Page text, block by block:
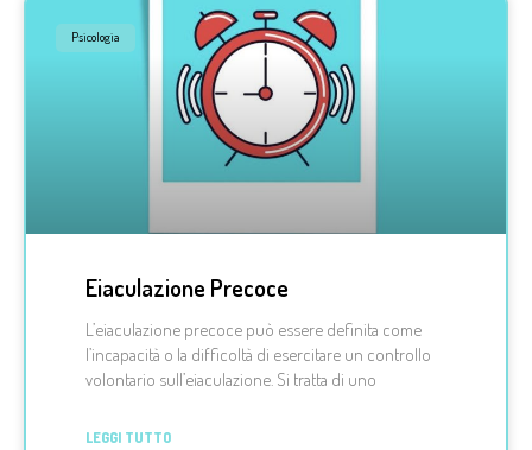
Psicologia
Eiaculazione Precoce
L’eiaculazione precoce può essere definita come
l’incapacità o la difficoltà di esercitare un controllo
volontario sull’eiaculazione. Si tratta di uno
LEGGI TUTTO